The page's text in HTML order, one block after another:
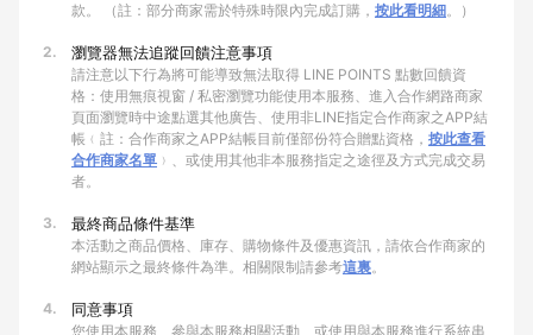
款。 （註：部分商家需於特殊時限內完成訂購， 按此看明細。）
2. 瀏覽器無法追蹤回饋注意事項
請注意以下行為將可能導致無法取得 LINE POINTS 點數回饋資
格：使用無痕視窗 / 私密瀏覽功能使用本服務、進入合作網路商家
頁面瀏覽時中途點選其他廣告、使用非LINE指定合作商家之APP結
帳﹙註：合作商家之APP結帳目前僅部份符合贈點資格， 按此查看
合作商家名單 ﹚、或使用其他非本服務指定之途徑及方式完成交易
者。
3. 最終商品條件基準
本活動之商品價格、庫存、購物條件及優惠資訊，請依合作商家的
網站顯示之最終條件為準。相關限制請參考這裏。
4. 同意事項
您使用本服務、參與本服務相關活動、或使用與本服務進行系統串